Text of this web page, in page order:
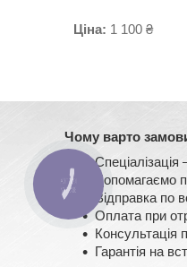
Ціна: 1 100 ₴
Чому варто
Допомагаємо
Відправка по
Оплата при
Консультація
Гарантія на
КНОПКА
ЗВ'ЯЗКУ